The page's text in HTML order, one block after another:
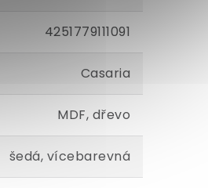
4251779111091
Casaria
MDF, dřevo
šedá, vícebarevná